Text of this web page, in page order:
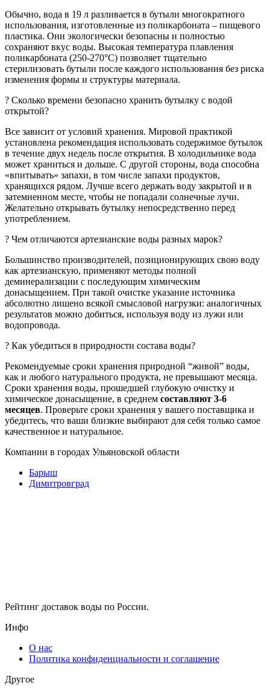
Обычно, вода в 19 л разливается в бутыли многократного
использования, изготовленные из поликарбоната – пищевого
пластика. Они экологически безопасны и полностью
сохраняют вкус воды. Высокая температура плавления
поликарбоната (250-270°C) позволяет тщательно
стерилизовать бутыли после каждого использования без риска
изменения формы и структуры материала.
? Сколько времени безопасно хранить бутылку c водой
открытой?
Все зависит от условий хранения. Мировой практикой
установлена рекомендация использовать содержимое бутылок
в течение двух недель после открытия. В холодильнике вода
может храниться и дольше. С другой стороны, вода способна
«впитывать» запахи, в том числе запахи продуктов,
хранящихся рядом. Лучше всего держать воду закрытой и в
затемненном месте, чтобы не попадали солнечные лучи.
Желательно открывать бутылку непосредственно перед
употреблением.
? Чем отличаются артезианские воды разных марок?
Большинство производителей, позиционирующих свою воду
как артезианскую, применяют методы полной
деминерализации с последующим химическим
донасыщением. При такой очистке указание источника
абсолютно лишено всякой смысловой нагрузки: аналогичных
результатов можно добиться, используя воду из лужи или
водопровода.
? Как убедиться в природности состава воды?
Рекомендуемые сроки хранения природной “живой” воды,
как и любого натурального продукта, не превышают месяца.
Сроки хранения воды, прошедшей глубокую очистку и
химическое донасыщение, в среднем составляют 3-6
месяцев. Проверьте сроки хранения у вашего поставщика и
убедитесь, что ваши близкие выбирают для себя только самое
качественное и натуральное.
Компании в городах Ульяновской области
Барыш
Димитровград
Рейтинг доставок воды по России.
Инфо
О нас
Политика конфиденциальности и соглашение
Другое